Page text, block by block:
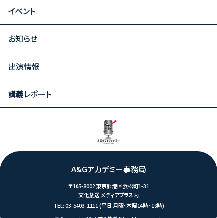
イベント
お知らせ
出演情報
講義レポート
A&Gアカデミー事務局
〒105-8002 東京都港区浜松町1-31
文化放送 メディアプラス内
TEL:03-5403-1111(平日 月曜~木曜14時~18時)